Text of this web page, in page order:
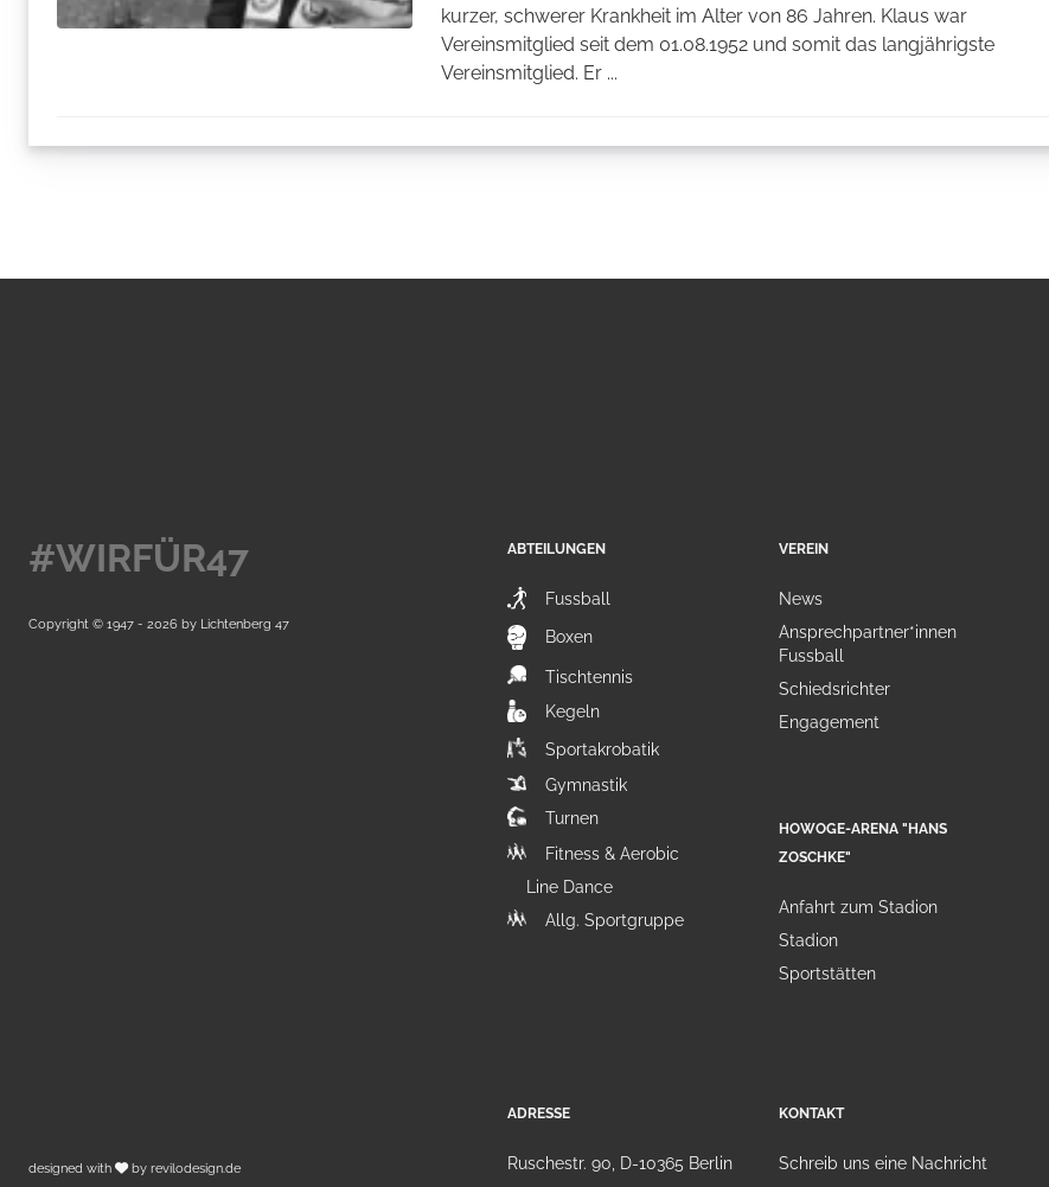
kurzer, schwerer Krankheit im Alter von 86 Jahren. Klaus war
Vereinsmitglied seit dem 01.08.1952 und somit das langjährigste
Vereinsmitglied. Er ...
ABTEILUNGEN
Fussball
Boxen
Tischtennis
Kegeln
Sportakrobatik
Gymnastik
Turnen
Fitness & Aerobic
Line Dance
Allg. Sportgruppe
VEREIN
News
Ansprechpartner*innen
Fussball
Schiedsrichter
Engagement
HOWOGE-ARENA "HANS
ZOSCHKE"
Anfahrt zum Stadion
Stadion
Sportstätten
ADRESSE
Ruschestr. 90, D-10365 Berlin
KONTAKT
Schreib uns eine Nachricht
#WIRFÜR47
Copyright © 1947 - 2026 by Lichtenberg 47
designed with by revilodesign.de